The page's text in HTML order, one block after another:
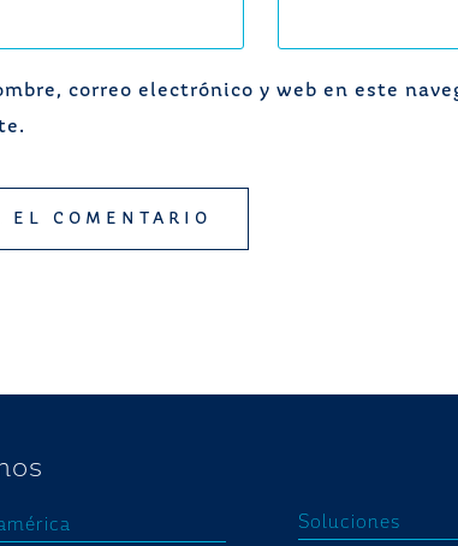
correo electrónico y web en este
Soluciones